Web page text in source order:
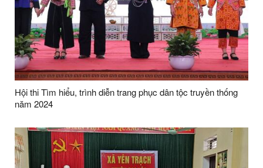
Hội thi Tìm hiểu, trình diễn trang phục dân tộc truyền thống
năm 2024